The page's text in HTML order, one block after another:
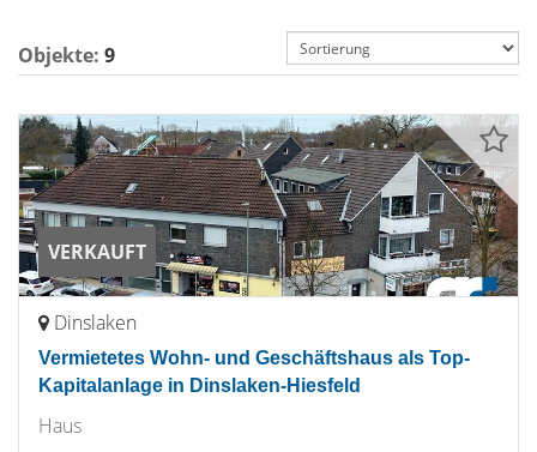
Objekte: 9
VERKAUFT
Dinslaken
Vermietetes Wohn- und Geschäftshaus als Top-
Kapitalanlage in Dinslaken-Hiesfeld
Haus